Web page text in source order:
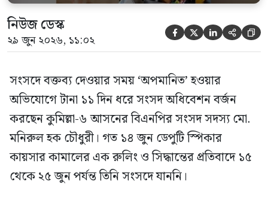
নিউজ ডেস্ক
২৯ জুন ২০২৬, ১১:০২     
সংসদে বক্তব্য দেওয়ার সময় ‘অপমানিত’ হওয়ার
অভিযোগে টানা ১১ দিন ধরে সংসদ অধিবেশন বর্জন
করছেন কুমিল্লা-৬ আসনের বিএনপির সংসদ সদস্য মো.
মনিরুল হক চৌধুরী। গত ১৪ জুন ডেপুটি স্পিকার
কায়সার কামালের এক রুলিং ও সিদ্ধান্তের প্রতিবাদে ১৫
থেকে ২৫ জুন পর্যন্ত তিনি সংসদে যাননি।